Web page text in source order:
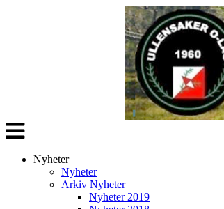
Veksle
navigasjon
Nyheter
Nyheter
Arkiv Nyheter
Nyheter 2019